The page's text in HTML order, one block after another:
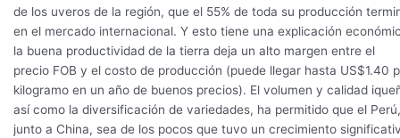
de los uveros de la región, que el 55% de toda su producción
en el mercado internacional. Y esto tiene una explicación
la buena productividad de la tierra deja un alto margen entre el
precio FOB y el costo de producción (puede llegar hasta US$1.40
kilogramo en un año de buenos precios). El volumen y calidad
así como la diversificación de variedades, ha permitido que el Perú,
junto a China, sea de los pocos que tuvo un crecimiento